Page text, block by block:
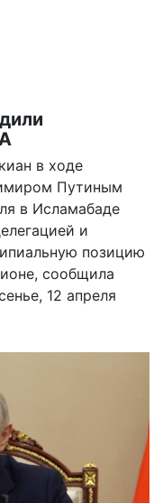
в ходе
Путиным
в Исламабаде
и
позицию
сообщила
12 апреля